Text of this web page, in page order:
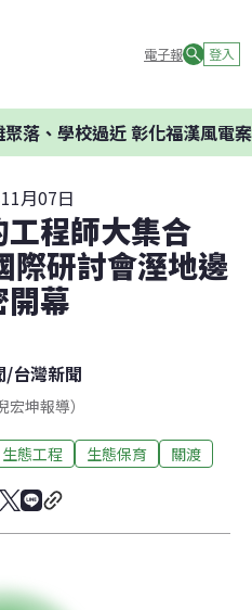
電子報 登入
學校過近 彰化福漢風電案環委
月07日
程師大集合
際研討會溼地邊
開幕
/台灣新聞
坤報導）
生態工程 生態保育 關渡